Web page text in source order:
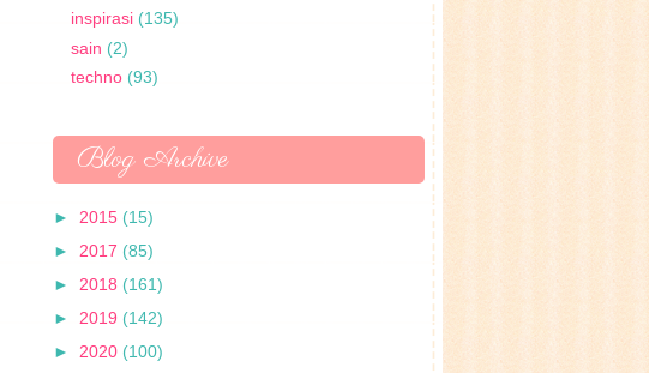
inspirasi (135)
sain (2)
techno (93)
Blog Archive
► 2015 (15)
► 2017 (85)
► 2018 (161)
► 2019 (142)
► 2020 (100)